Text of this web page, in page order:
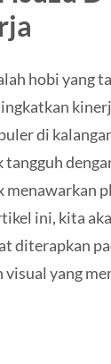
hobi yang
di
menawarkan
ini, kita
diterapkan
yang